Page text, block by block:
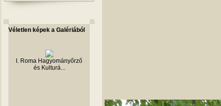
Véletlen képek a Galériából
I. Roma Hagyományőrző
és Kulturá...